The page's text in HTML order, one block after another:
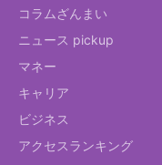
コラムざんまい
ニュース pickup
マネー
キャリア
ビジネス
アクセスランキング